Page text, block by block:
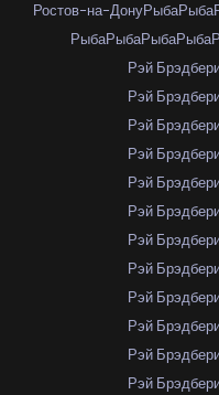
Ростов-на-ДонуРыбаРыба
РыбаРыбаРыбаРыба
Рэй
Рэй
Рэй
Рэй
Рэй
Рэй
Рэй
Рэй
Рэй
Рэй
Рэй
Рэй